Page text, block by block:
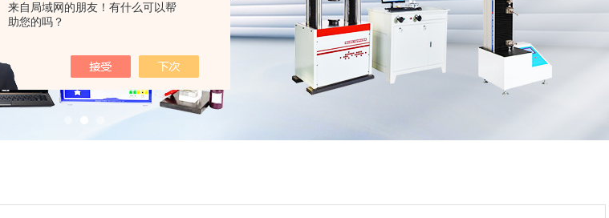
来自局域网的朋友！有什么可以帮
助您的吗？